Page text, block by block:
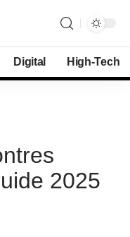
Digital High-Tech
2025